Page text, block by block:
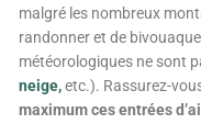
malgré les nombreux
randonner et de
météorologiques ne sont
neige,etc.). Rassurez-
maximum ces entrées